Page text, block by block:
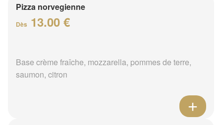
Pizza norvegienne
Dès 13.00 €
Base crème fraîche, mozzarella, pommes de terre,
saumon, citron